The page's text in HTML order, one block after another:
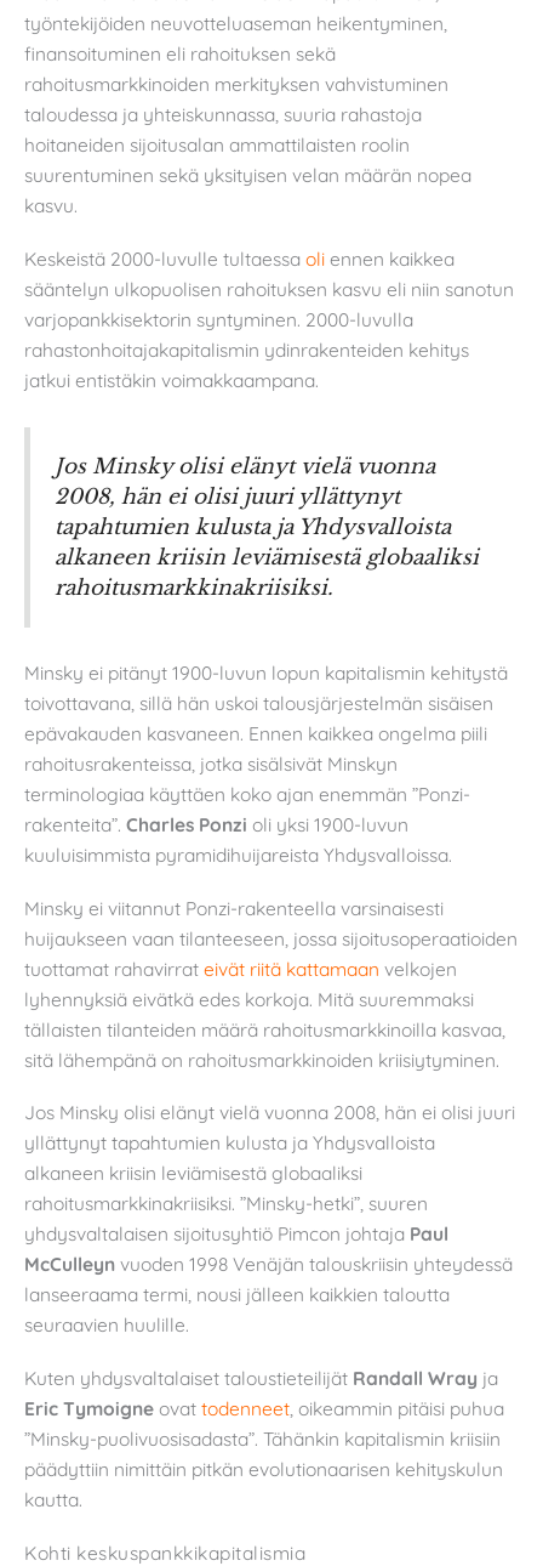
työntekijöiden neuvotteluaseman heikentyminen,
finansoituminen eli rahoituksen sekä
rahoitusmarkkinoiden merkityksen vahvistuminen
taloudessa ja yhteiskunnassa, suuria rahastoja
hoitaneiden sijoitusalan ammattilaisten roolin
suurentuminen sekä yksityisen velan määrän nopea
kasvu.
Keskeistä 2000-luvulle tultaessa oli ennen kaikkea
sääntelyn ulkopuolisen rahoituksen kasvu eli niin sanotun
varjopankkisektorin syntyminen. 2000-luvulla
rahastonhoitajakapitalismin ydinrakenteiden kehitys
jatkui entistäkin voimakkaampana.
Jos Minsky olisi elänyt vielä vuonna
2008, hän ei olisi juuri yllättynyt
tapahtumien kulusta ja Yhdysvalloista
alkaneen kriisin leviämisestä globaaliksi
rahoitusmarkkinakriisiksi.
Minsky ei pitänyt 1900-luvun lopun kapitalismin kehitystä
toivottavana, sillä hän uskoi talousjärjestelmän sisäisen
epävakauden kasvaneen. Ennen kaikkea ongelma piili
rahoitusrakenteissa, jotka sisälsivät Minskyn
terminologiaa käyttäen koko ajan enemmän ”Ponzi-
rakenteita”. Charles Ponzi oli yksi 1900-luvun
kuuluisimmista pyramidihuijareista Yhdysvalloissa.
Minsky ei viitannut Ponzi-rakenteella varsinaisesti
huijaukseen vaan tilanteeseen, jossa sijoitusoperaatioiden
tuottamat rahavirrat eivät riitä kattamaan velkojen
lyhennyksiä eivätkä edes korkoja. Mitä suuremmaksi
tällaisten tilanteiden määrä rahoitusmarkkinoilla kasvaa,
sitä lähempänä on rahoitusmarkkinoiden kriisiytyminen.
Jos Minsky olisi elänyt vielä vuonna 2008, hän ei olisi juuri
yllättynyt tapahtumien kulusta ja Yhdysvalloista
alkaneen kriisin leviämisestä globaaliksi
rahoitusmarkkinakriisiksi. ”Minsky-hetki”, suuren
yhdysvaltalaisen sijoitusyhtiö Pimcon johtaja Paul
McCulleyn vuoden 1998 Venäjän talouskriisin yhteydessä
lanseeraama termi, nousi jälleen kaikkien taloutta
seuraavien huulille.
Kuten yhdysvaltalaiset taloustieteilijät Randall Wray ja
Eric Tymoigne ovat todenneet , oikeammin pitäisi puhua
”Minsky-puolivuosisadasta”. Tähänkin kapitalismin kriisiin
päädyttiin nimittäin pitkän evolutionaarisen kehityskulun
kautta.
Kohti keskuspankkikapitalismia